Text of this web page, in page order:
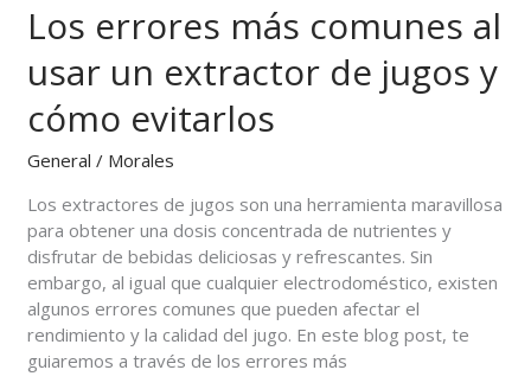
Los errores más comunes al
usar un extractor de jugos y
cómo evitarlos
General / Morales
Los extractores de jugos son una herramienta maravillosa
para obtener una dosis concentrada de nutrientes y
disfrutar de bebidas deliciosas y refrescantes. Sin
embargo, al igual que cualquier electrodoméstico, existen
algunos errores comunes que pueden afectar el
rendimiento y la calidad del jugo. En este blog post, te
guiaremos a través de los errores más
más
comunes
al
usar
un
de
jugos
y
cómo
evitarlos